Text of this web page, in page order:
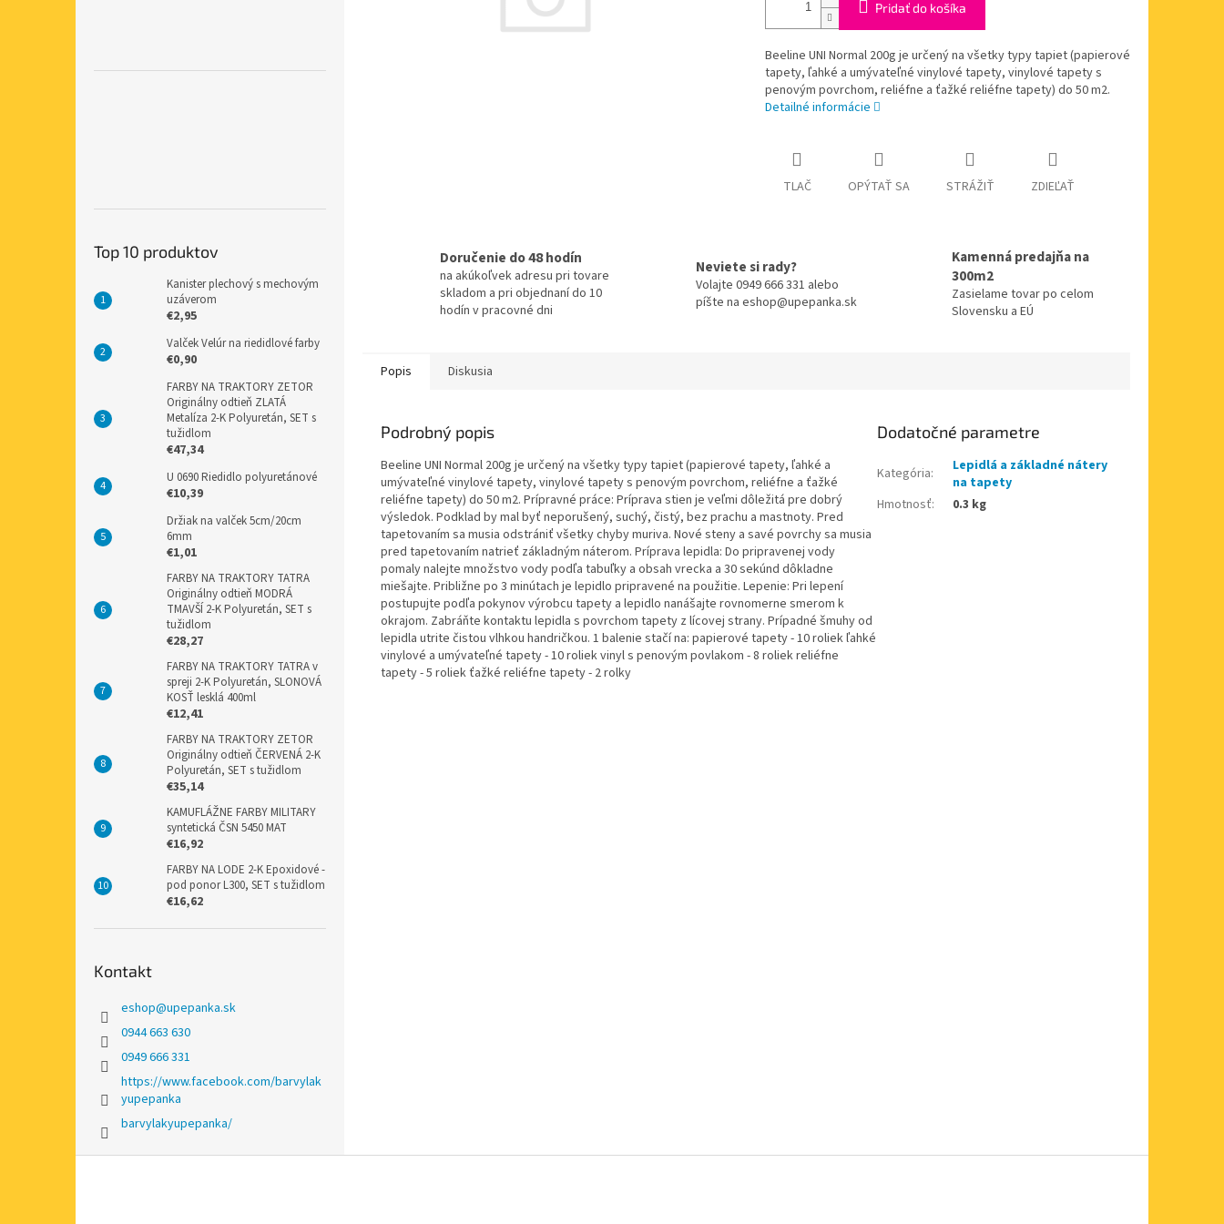
Top 10 produktov
Kanister plechový s mechovým
uzáverom
€2,95
Valček Velúr na riedidlové farby
€0,90
FARBY NA TRAKTORY ZETOR
Originálny odtieň ZLATÁ
Metalíza 2-K Polyuretán, SET s
tužidlom
€47,34
U 0690 Riedidlo polyuretánové
€10,39
Držiak na valček 5cm/20cm
6mm
€1,01
FARBY NA TRAKTORY TATRA
Originálny odtieň MODRÁ
TMAVŠÍ 2-K Polyuretán, SET s
tužidlom
€28,27
FARBY NA TRAKTORY TATRA v
spreji 2-K Polyuretán, SLONOVÁ
KOSŤ lesklá 400ml
€12,41
FARBY NA TRAKTORY ZETOR
Originálny odtieň ČERVENÁ 2-K
Polyuretán, SET s tužidlom
€35,14
KAMUFLÁŽNE FARBY MILITARY
syntetická ČSN 5450 MAT
€16,92
FARBY NA LODE 2-K Epoxidové -
pod ponor L300, SET s tužidlom
€16,62
Kontakt
eshop@upepanka.sk
0944 663 630
0949 666 331
https://www.facebook.com/barvylak
yupepanka
barvylakyupepanka/
Pridať do košíka
Beeline UNI Normal 200g je určený na všetky typy tapiet (papierové
tapety, ľahké a umývateľné vinylové tapety, vinylové tapety s
penovým povrchom, reliéfne a ťažké reliéfne tapety) do 50 m2.
Detailné informácie
TLAČ OPÝTAŤ SA STRÁŽIŤ ZDIEĽAŤ
Doručenie do 48 hodín
na akúkoľvek adresu pri tovare
skladom a pri objednaní do 10
hodín v pracovné dni
Neviete si rady?
Volajte 0949 666 331 alebo
píšte na eshop@upepanka.sk
Kamenná predajňa na
300m2
Zasielame tovar po celom
Slovensku a EÚ
Popis Diskusia
Podrobný popis
Beeline UNI Normal 200g je určený na všetky typy tapiet (papierové tapety, ľahké a
umývateľné vinylové tapety, vinylové tapety s penovým povrchom, reliéfne a ťažké
reliéfne tapety) do 50 m2. Prípravné práce: Príprava stien je veľmi dôležitá pre dobrý
výsledok. Podklad by mal byť neporušený, suchý, čistý, bez prachu a mastnoty. Pred
tapetovaním sa musia odstrániť všetky chyby muriva. Nové steny a savé povrchy sa musia
pred tapetovaním natrieť základným náterom. Príprava lepidla: Do pripravenej vody
pomaly nalejte množstvo vody podľa tabuľky a obsah vrecka a 30 sekúnd dôkladne
miešajte. Približne po 3 minútach je lepidlo pripravené na použitie. Lepenie: Pri lepení
postupujte podľa pokynov výrobcu tapety a lepidlo nanášajte rovnomerne smerom k
okrajom. Zabráňte kontaktu lepidla s povrchom tapety z lícovej strany. Prípadné šmuhy od
lepidla utrite čistou vlhkou handričkou. 1 balenie stačí na: papierové tapety - 10 roliek ľahké
vinylové a umývateľné tapety - 10 roliek vinyl s penovým povlakom - 8 roliek reliéfne
tapety - 5 roliek ťažké reliéfne tapety - 2 rolky
Dodatočné parametre
Kategória:
Lepidlá a základné nátery
na tapety
Hmotnosť: 0.3 kg